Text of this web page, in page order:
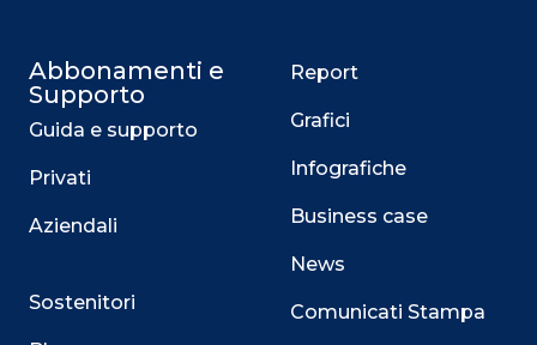
Abbonamenti e
Supporto
Guida e supporto
Privati
Aziendali
Sostenitori
Report
Grafici
Infografiche
Business case
News
Comunicati Stampa